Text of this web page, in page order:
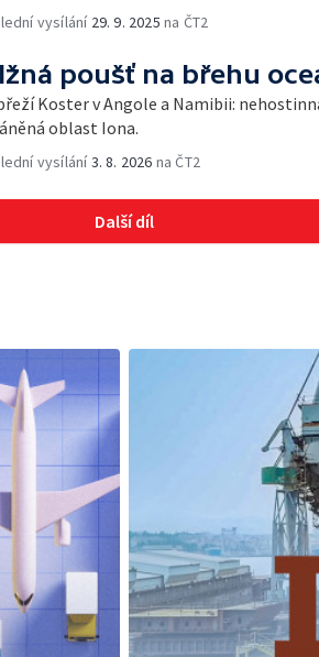
vysílání 29. 9. 2025 na ČT2
poušť na břehu
Koster v Angole a Namibii:
oblast Iona.
vysílání3. 8. 2026 na ČT2
Další díl